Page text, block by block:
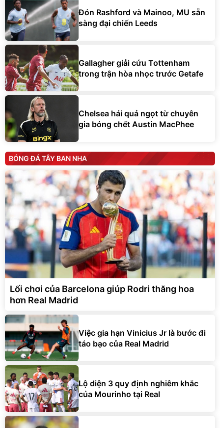
Đón Rashford và Mainoo, MU sẵn
sàng đại chiến Leeds
Gallagher giải cứu Tottenham
trong trận hòa nhọc trước Getafe
Chelsea hái quả ngọt từ chuyên
gia bóng chết Austin MacPhee
BÓNG ĐÁ TÂY BAN NHA
Lối chơi của Barcelona giúp Rodri thăng hoa
hơn Real Madrid
Việc gia hạn Vinicius Jr là bước đi
táo bạo của Real Madrid
Lộ diện 3 quy định nghiêm khắc
của Mourinho tại Real